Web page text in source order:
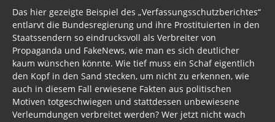
Das hier gezeigte Beispiel des „Verfassungsschutzberichtes“
entlarvt die Bundesregierung und ihre Prostituierten in den
Staatssendern so eindrucksvoll als Verbreiter von
Propaganda und FakeNews, wie man es sich deutlicher
kaum wünschen könnte. Wie tief muss ein Schaf eigentlich
den Kopf in den Sand stecken, um nicht zu erkennen, wie
auch in diesem Fall erwiesene Fakten aus politischen
Motiven totgeschwiegen und stattdessen unbewiesene
Verleumdungen verbreitet werden? Wer jetzt nicht wach